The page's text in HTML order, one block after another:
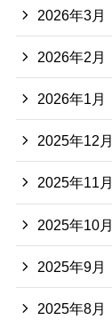
2026年3月
2026年2月
2026年1月
2025年12月
2025年11月
2025年10月
2025年9月
2025年8月